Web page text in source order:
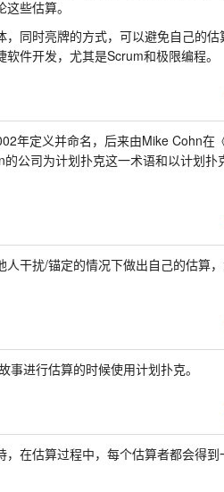
些估算。
同时亮牌的方式，可以避免自己的估
件开发，尤其是Scrum和极限编程。
年定义并命名，后来由Mike Cohn在
公司为计划扑克这一术语和以计划扑
干扰/锚定的情况下做出自己的估算
进行估算的时候使用计划扑克。
在估算过程中，每个估算者都会得到